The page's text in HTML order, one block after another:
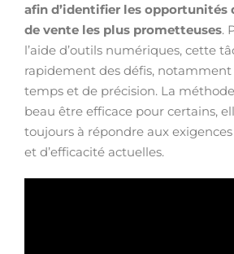
afin d’identifier les opportunités
de vente les plus prometteuses.
l’aide d’outils numériques, cette
rapidement des défis,
temps et de précision. La
beau être efficace pour certains,
toujours à répondre aux
et d’efficacité actuelles.